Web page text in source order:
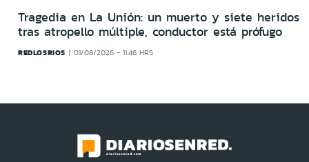
Tragedia en La Unión: un muerto y siete heridos
tras atropello múltiple, conductor está prófugo
REDLOSRIOS 01/08/2026 - 11:46 HRS